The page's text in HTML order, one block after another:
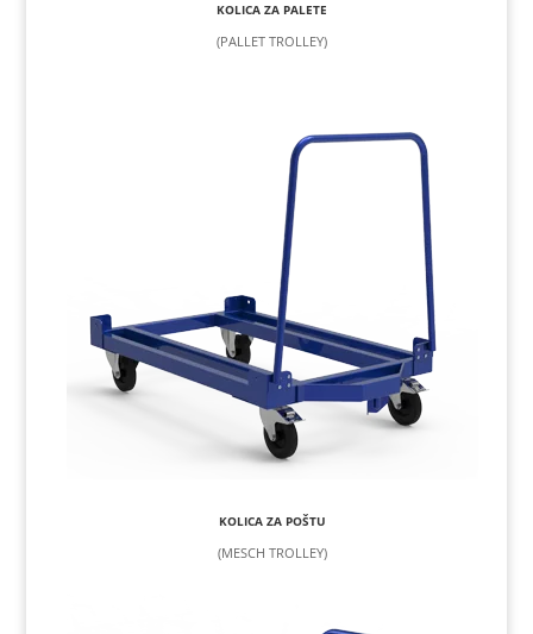
KOLICA ZA PALETE
(PALLET TROLLEY)
KOLICA ZA POŠTU
(MESCH TROLLEY)